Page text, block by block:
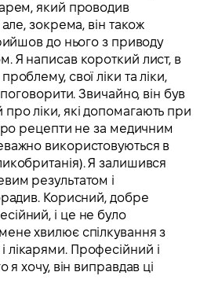
який проводив
але, зокрема, він також
до нього з приводу
Я написав короткий лист, в
свої ліки та ліки,
Звичайно, він був
ліки, які допомагають при
рецепти не за медичним
використовуються в
Я залишився
результатом і
Корисний, добре
і це не було
хвилює спілкування з
Професійний і
я хочу, він виправдав ці